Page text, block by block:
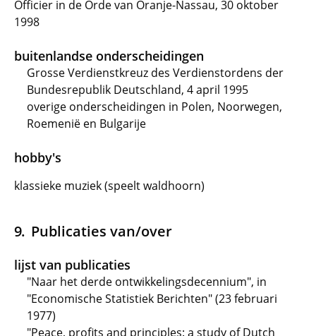
Officier in de Orde van Oranje-Nassau, 30 oktober
1998
buitenlandse onderscheidingen
Grosse Verdienstkreuz des Verdienstordens der
Bundesrepublik Deutschland, 4 april 1995
overige onderscheidingen in Polen, Noorwegen,
Roemenië en Bulgarije
hobby's
klassieke muziek (speelt waldhoorn)
Publicaties van/over
lijst van publicaties
"Naar het derde ontwikkelingsdecennium", in
"Economische Statistiek Berichten" (23 februari
1977)
"Peace, profits and principles: a study of Dutch